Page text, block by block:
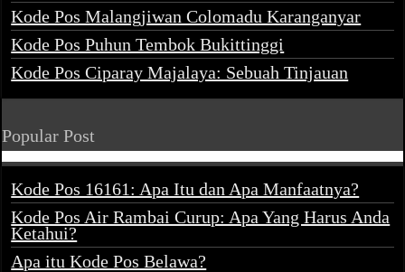
Kode Pos Malangjiwan Colomadu Karanganyar
Kode Pos Puhun Tembok Bukittinggi
Kode Pos Ciparay Majalaya: Sebuah Tinjauan
Popular Post
Kode Pos 16161: Apa Itu dan Apa Manfaatnya?
Kode Pos Air Rambai Curup: Apa Yang Harus Anda
Ketahui?
Apa itu Kode Pos Belawa?